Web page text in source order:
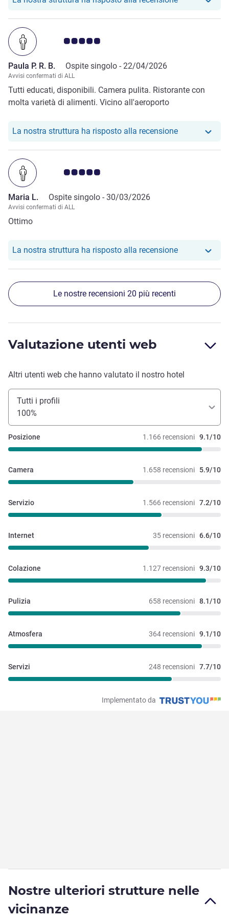
Giudizio clienti 5.0/5
Paula P. R. B. Ospite singolo - 22/04/2026
Avvisi confermati di ALL
Tutti educati, disponibili. Camera pulita. Ristorante con
molta varietà di alimenti. Vicino all'aeroporto
La nostra struttura ha risposto alla recensioneIl nostro hotel
Giudizio clienti 5.0/5
Maria L. Ospite singolo - 30/03/2026
Avvisi confermati di ALL
Ottimo
La nostra struttura ha risposto alla recensioneIl nostro hotel
Le nostre recensioni 20 più recenti
Valutazione utenti web
Altri utenti web che hanno valutato il nostro hotel
Tutti i profili
100%
1.166 recensioni 9.1/10
Posizione
1.658 recensioni 5.9/10
Camera
1.566 recensioni 7.2/10
Servizio
35 recensioni 6.6/10
Internet
1.127 recensioni 9.3/10
Colazione
658 recensioni 8.1/10
Pulizia
364 recensioni 9.1/10
Atmosfera
248 recensioni 7.7/10
Servizi
Implementato da
Nostre ulteriori strutture nelle
vicinanze